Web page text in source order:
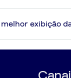
vídeoaulas com
substituição de
PDF é totalmente
exibição
computador?